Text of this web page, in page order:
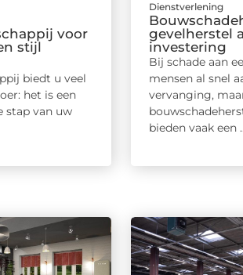
voor
stijl
biedt u veel
het is een
stap van uw
Dienstverlening
gevelherstel
investering
Bij schade aan
mensen al snel
vervanging,
bieden vaak een